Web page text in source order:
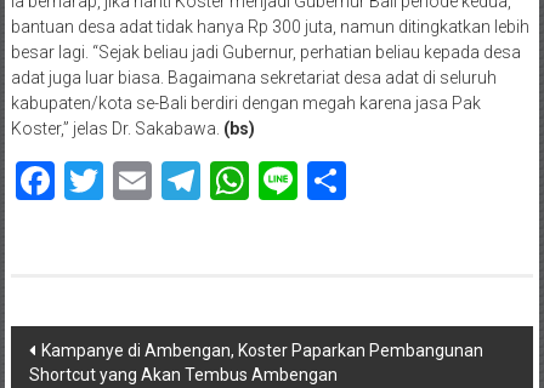
bantuan desa adat tidak hanya Rp 300 juta, namun ditingkatkan lebih
besar lagi. “Sejak beliau jadi Gubernur, perhatian beliau kepada desa
adat juga luar biasa. Bagaimana sekretariat desa adat di seluruh
kabupaten/kota se-Bali berdiri dengan megah karena jasa Pak
Koster,” jelas Dr. Sakabawa. (bs)
Facebook
Twitter
EmailTelegram
WhatsApp
LineShare
Navigasi
Kampanye di Ambengan, Koster Paparkan Pembangunan
Shortcut yang Akan Tembus Ambengan